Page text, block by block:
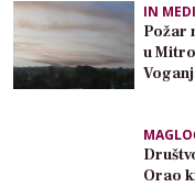
IN
Požar
u
Orao